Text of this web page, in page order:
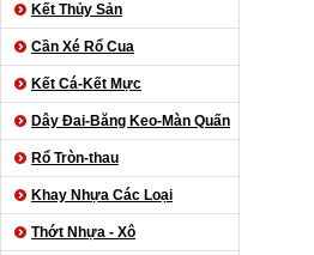
Kết Thủy Sản
Cần Xé Rổ Cua
Kết Cá-Kết Mực
Dây Đai-Băng Keo-Màn Quấn
Rổ Tròn-thau
Khay Nhựa Các Loại
Thớt Nhựa - Xô